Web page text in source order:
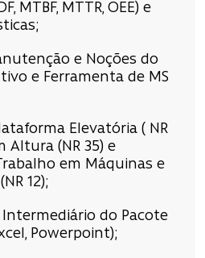
MTBF, MTTR, OEE) e
e Noções do
e Ferramenta de MS
Elevatória ( NR
Altura (NR 35) e
em Máquinas e
12);
do Pacote
Powerpoint);